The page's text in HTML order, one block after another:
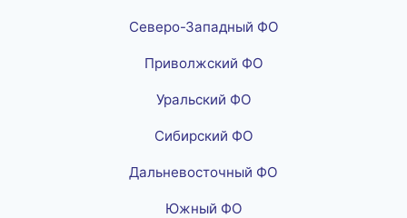
Северо-Западный ФО
Приволжский ФО
Уральский ФО
Сибирский ФО
Дальневосточный ФО
Южный ФО